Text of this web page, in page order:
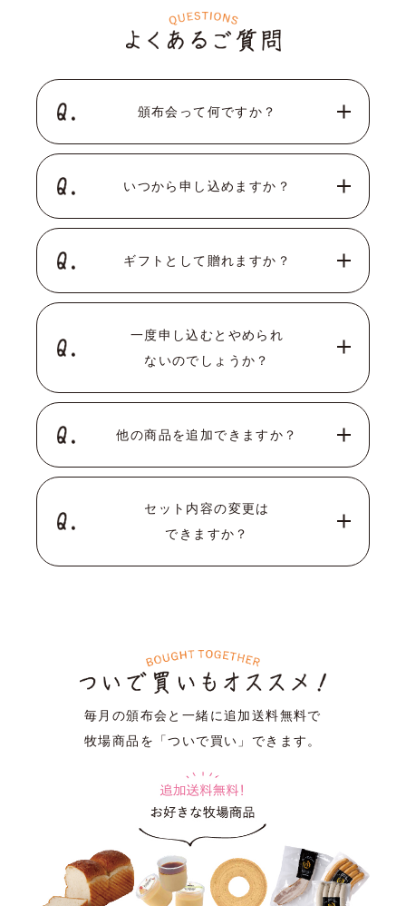
頒布会って何ですか？
いつから申し込めますか？
ギフトとして贈れますか？
一度申し込むとやめられ
ないのでしょうか？
他の商品を追加できますか？
セット内容の変更は
できますか？
毎月の頒布会と一緒に追加送料無料で
牧場商品を「ついで買い」できます。